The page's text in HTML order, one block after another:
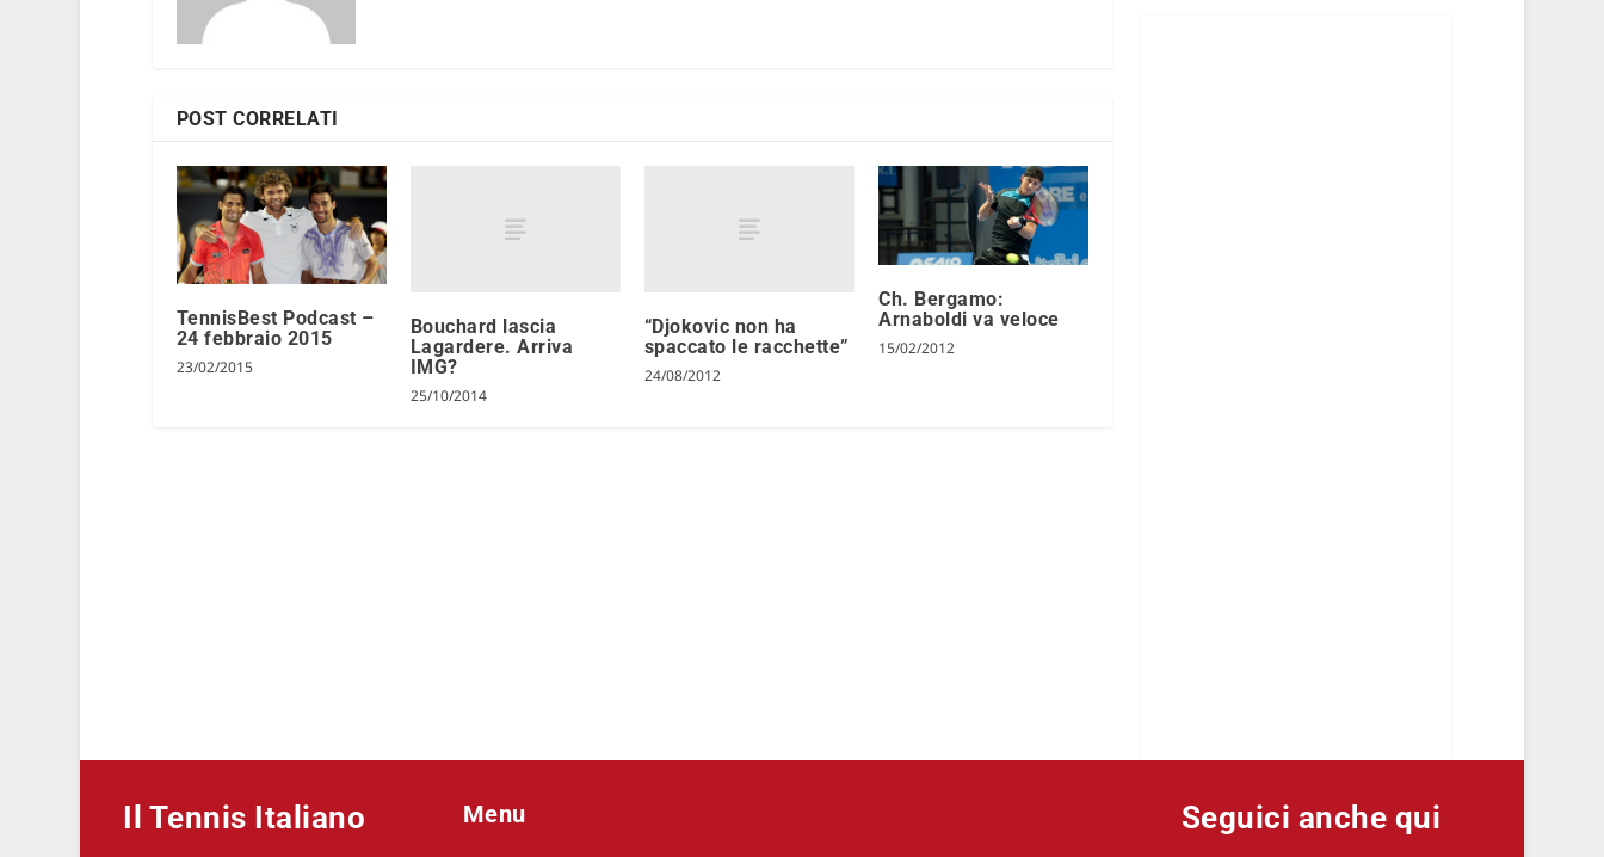
POST CORRELATI
TennisBest Podcast –
24 febbraio 2015
23/02/2015
Bouchard lascia
Lagardere. Arriva
IMG?
25/10/2014
“Djokovic non ha
spaccato le racchette”
24/08/2012
Ch. Bergamo:
Arnaboldi va veloce
15/02/2012
Il Tennis Italiano Menu Seguici anche qui